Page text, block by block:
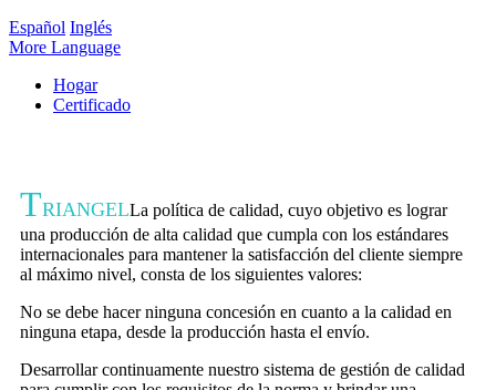
Español Inglés
More Language
Hogar
Certificado
TRIANGELLa política de calidad, cuyo objetivo es lograr
una producción de alta calidad que cumpla con los estándares
internacionales para mantener la satisfacción del cliente siempre
al máximo nivel, consta de los siguientes valores:
No se debe hacer ninguna concesión en cuanto a la calidad en
ninguna etapa, desde la producción hasta el envío.
Desarrollar continuamente nuestro sistema de gestión de calidad